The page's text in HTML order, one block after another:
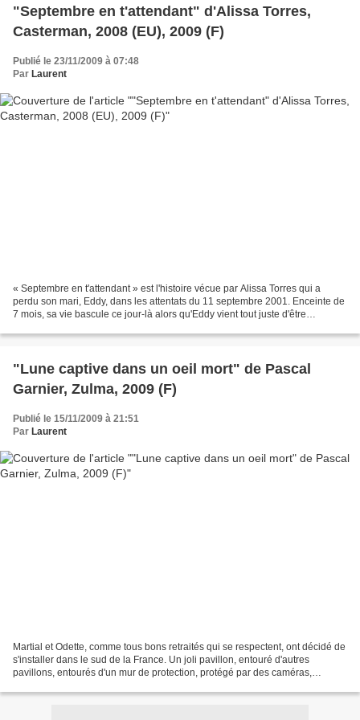
"Septembre en t'attendant" d'Alissa Torres,
Casterman, 2008 (EU), 2009 (F)
Publié le 23/11/2009 à 07:48
Par Laurent
« Septembre en t'attendant » est l'histoire vécue par Alissa Torres qui a
perdu son mari, Eddy, dans les attentats du 11 septembre 2001. Enceinte de
7 mois, sa vie bascule ce jour-là alors qu'Eddy vient tout juste d'être
"Lune captive dans un oeil mort" de Pascal
Garnier, Zulma, 2009 (F)
Publié le 15/11/2009 à 21:51
Par Laurent
Martial et Odette, comme tous bons retraités qui se respectent, ont décidé de
s'installer dans le sud de la France. Un joli pavillon, entouré d'autres
pavillons, entourés d'un mur de protection, protégé par des caméras,